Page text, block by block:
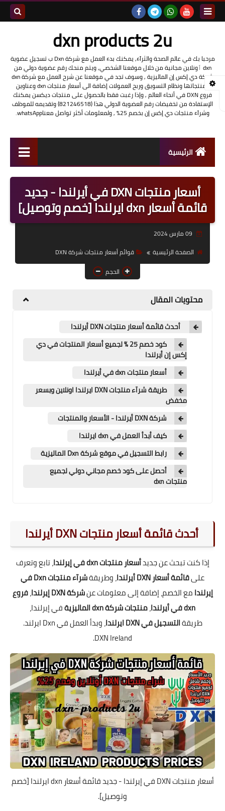
dxn products 2u
مرحبا بك في عالم الصحة والثرآء, يمكنك بدء العمل مع شركة Dxn ب تسجيل عضوية
dxn ٲونلاين مجانية من خلال موقعنا الشخصي, ويتم منحك رقم عضوية دولي من
شركة دي إكس إن الماليزية , وسوف تجد في موقعنا عن شرح العمل مع شركة dxn
ومنتجاتها ونظام التسويق وربح العمولات إضافة الى أسعار منتجات dxn وعناوين
فروع DXN في أنحاء العالم , وإذا رغبت فقط بالحصول على منتجات ديكسن يمكنك
الإستفادة من تخفيضات رقم العضوية الدولي هذا (821246518) وتقديمه للموظف
وشرآء منتجات دي إكس إن بخصم 25% , ولمعلومات أكثر تواصل معناwhatsApp.
الرئيسية
شرح العمل مع شركة dxn
تسجيل عضوية DXN أونلاين
DXN
عناوين فروع شركةDxn
أسعار منتجات DXN في أيرلندا - جديد
قائمة أسعار dxn ايرلندا [خصم وتوصيل]
الصفحة الرئيسية
قوائم أسعار منتجات شركة DXN
الحجم
محتويات المقال
أحدث قائمة أسعار منتجات DXN أيرلندا
كود خصم 25 % لجميع أسعار المنتجات في دي
إكس إن أيرلندا
أسعار منتجات dxn في أيرلندا
طريقة شرآء منتجات DXN ايرلندا اونلاين وبسعر
مخفض
شركة DXN أيرلندا - الأسعار والمنتجات
كيف أبدأ العمل في dxn ايرلندا
رابط التسجيل في موقع شركة Dxn الماليزية
أحصل على كود خصم مجاني دولي لجميع
منتجات dxn
أحدث قائمة أسعار منتجات DXN أيرلندا
إذا كنت تبحث عن جديدأسعار منتجات dxn في إيرلندا
، تابع وتعرف
علىقائمة أسعار DXN أيرلندا ، وطريقة
شرآء منتجات Dxn في
إيرلندامع الخصم، إضافة إلى معلومات عنشركة DXN إيرلندا ،فروع
dxn في أيرلندا
،منتجات شركة dxn الماليزية في إيرلندا،
طريقةالتسجيل في DXN ايرلندا ، وبدأ العمل في Dxn ايرلند
.
DXN Ireland.
أسعار منتجات DXN في إيرلندا - جديد قائمة أسعار dxn ايرلندا [خصم
وتوصيل].